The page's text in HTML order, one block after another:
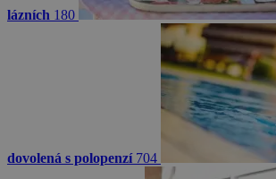
lázních 180
dovolená s polopenzí 704